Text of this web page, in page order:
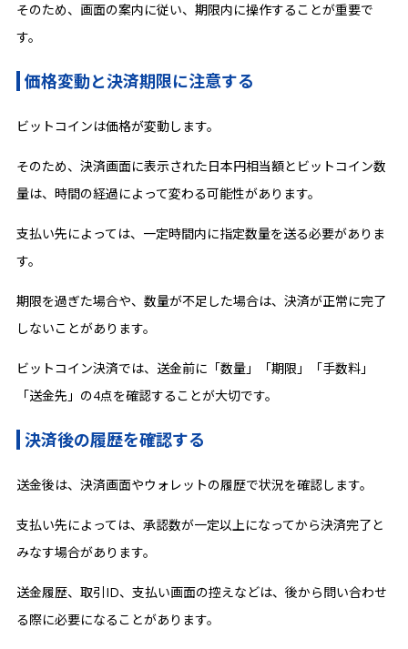
そのため、画面の案内に従い、期限内に操作することが重要で
す。
価格変動と決済期限に注意する
ビットコインは価格が変動します。
そのため、決済画面に表示された日本円相当額とビットコイン数
量は、時間の経過によって変わる可能性があります。
支払い先によっては、一定時間内に指定数量を送る必要がありま
す。
期限を過ぎた場合や、数量が不足した場合は、決済が正常に完了
しないことがあります。
ビットコイン決済では、送金前に「数量」「期限」「手数料」
「送金先」の4点を確認することが大切です。
決済後の履歴を確認する
送金後は、決済画面やウォレットの履歴で状況を確認します。
支払い先によっては、承認数が一定以上になってから決済完了と
みなす場合があります。
送金履歴、取引ID、支払い画面の控えなどは、後から問い合わせ
る際に必要になることがあります。